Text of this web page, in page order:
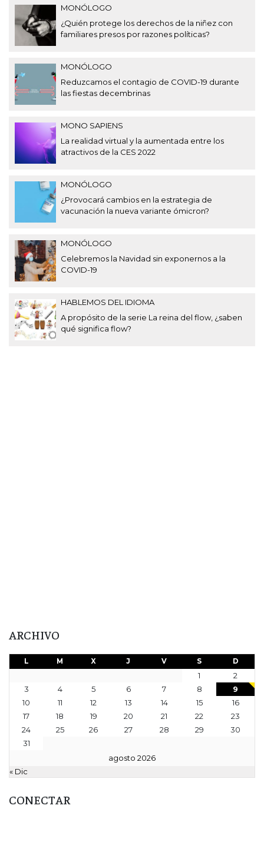
MONÓLOGO
¿Quién protege los derechos de la niñez con
familiares presos por razones políticas?
MONÓLOGO
Reduzcamos el contagio de COVID-19 durante
las fiestas decembrinas
MONO SAPIENS
La realidad virtual y la aumentada entre los
atractivos de la CES 2022
MONÓLOGO
¿Provocará cambios en la estrategia de
vacunación la nueva variante ómicron?
MONÓLOGO
Celebremos la Navidad sin exponernos a la
COVID-19
HABLEMOS DEL IDIOMA
A propósito de la serie La reina del flow, ¿saben
qué significa flow?
ARCHIVO
agosto 2026
L M X J V S D
1
2
3
4 5 6 7 8
9
10
11 12 13 14 15
16
17
18 19 20 21 22
23
24
25 26 27 28 29
30
31
« Dic
CONECTAR